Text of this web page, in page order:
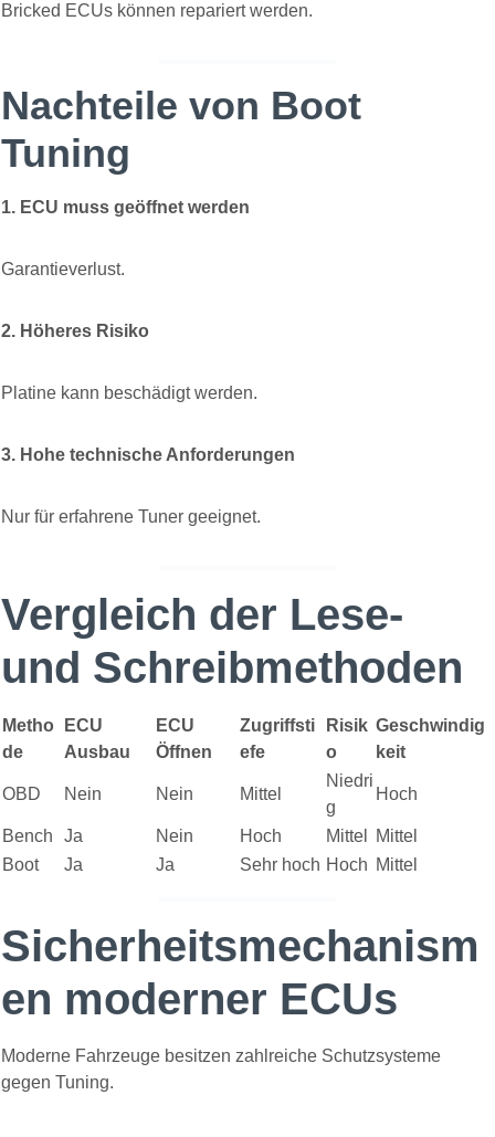
Bricked ECUs können repariert werden.
Nachteile von Boot
Tuning
1. ECU muss geöffnet werden
Garantieverlust.
2. Höheres Risiko
Platine kann beschädigt werden.
3. Hohe technische Anforderungen
Nur für erfahrene Tuner geeignet.
Vergleich der Lese-
und Schreibmethoden
Metho
de
ECU
Ausbau
ECU
Öffnen
Zugriffsti
efe
Risik
o
Geschwindig
keit
OBD Nein Nein Mittel
Niedri
g
Hoch
Bench Ja Nein Hoch Mittel
Mittel
Boot
Ja Ja Sehr hoch Hoch Mittel
Sicherheitsmechanism
en moderner ECUs
Moderne Fahrzeuge besitzen zahlreiche Schutzsysteme
gegen Tuning.